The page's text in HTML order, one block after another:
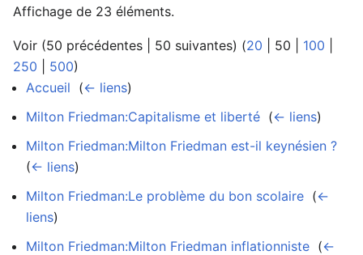
Affichage de 23 éléments.
Voir (50 précédentes 50 suivantes) (20 50 100
250
500)
Accueil (← liens)
Milton Friedman:Capitalisme et liberté (← liens)
Milton Friedman:Milton Friedman est-il keynésien ?
(← liens)
Milton Friedman:Le problème du bon scolaire (←
liens)
Milton Friedman:Milton Friedman inflationniste (←